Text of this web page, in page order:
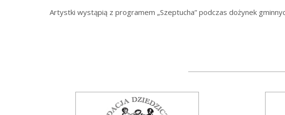
Artystki wystąpią z programem „Szeptucha” podczas dożynek